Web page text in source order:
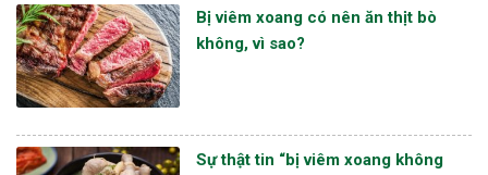
Bị viêm xoang có nên ăn thịt bò
không, vì sao?
Sự thật tin “bị viêm xoang không